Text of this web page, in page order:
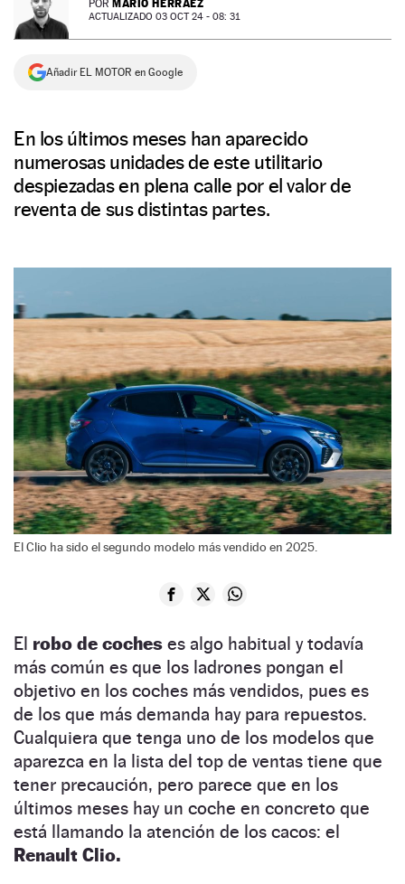
NEWSLETTER
SÍGUENOS
POR MARIO HERRÁEZ
ACTUALIZADO 03 OCT 24 - 08: 31
Añadir EL MOTOR en Google
En los últimos meses han aparecido
numerosas unidades de este utilitario
despiezadas en plena calle por el valor de
reventa de sus distintas partes.
El Clio ha sido el segundo modelo más vendido en 2025.
El robo de coches es algo habitual y todavía
más común es que los ladrones pongan el
objetivo en los coches más vendidos, pues es
de los que más demanda hay para repuestos.
Cualquiera que tenga uno de los modelos que
aparezca en la lista del top de ventas tiene que
tener precaución, pero parece que en los
últimos meses hay un coche en concreto que
está llamando la atención de los cacos: el
Renault Clio.